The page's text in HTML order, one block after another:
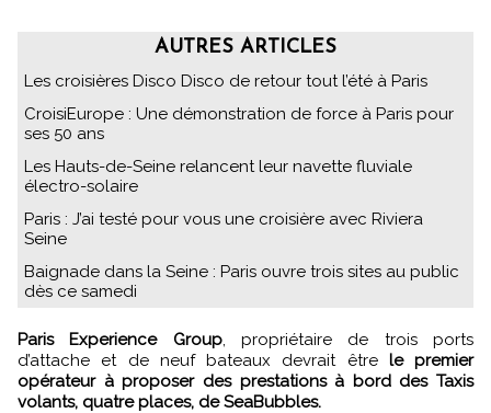
AUTRES ARTICLES
Les croisières Disco Disco de retour tout l’été à Paris
CroisiEurope : Une démonstration de force à Paris pour
ses 50 ans
Les Hauts-de-Seine relancent leur navette fluviale
électro-solaire
Paris : J’ai testé pour vous une croisière avec Riviera
Seine
Baignade dans la Seine : Paris ouvre trois sites au public
dès ce samedi
Paris Experience Group, propriétaire de trois ports
d’attache et de neuf bateaux devrait être le premier
opérateur à proposer des prestations à bord des Taxis
volants, quatre places, de SeaBubbles.